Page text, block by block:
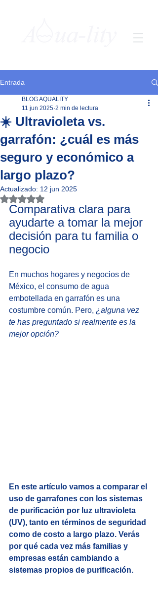
Entrada
☀️ Ultravioleta vs.
garrafón: ¿cuál es más
seguro y económico a
largo plazo?
BLOG AQUALITY
11 jun 2025 2 min de lectura
Actualizado: 12 jun 2025
Obtuvo NaN de 5 estrellas.
Comparativa clara para
ayudarte a tomar la mejor
decisión para tu familia o
negocio
En muchos hogares y negocios de
México, el consumo de agua
embotellada en garrafón es una
costumbre común. Pero, ¿alguna vez
te has preguntado si realmente es la
mejor opción?
En este artículo vamos a comparar el
uso de garrafones con los sistemas
de purificación por luz ultravioleta
(UV), tanto en términos de seguridad
como de costo a largo plazo. Verás
por qué cada vez más familias y
empresas están cambiando a
sistemas propios de purificación.